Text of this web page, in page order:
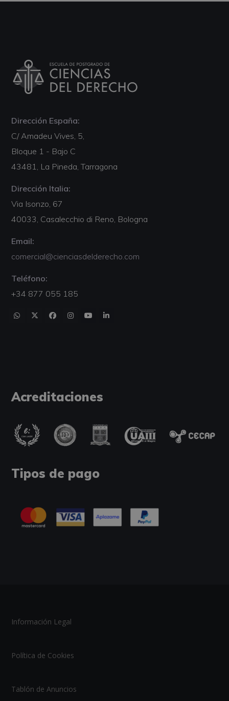
Dirección España:
C/ Amadeu Vives, 5,
Bloque 1 - Bajo C
43481, La Pineda, Tarragona
Dirección Italia:
Via Isonzo, 67
40033, Casalecchio di Reno, Bologna
Email:
comercial@cienciasdelderecho.com
Teléfono:
+34 877 055 185
Acreditaciones
Tipos de pago
Información Legal
Política de Cookies
Tablón de Anuncios